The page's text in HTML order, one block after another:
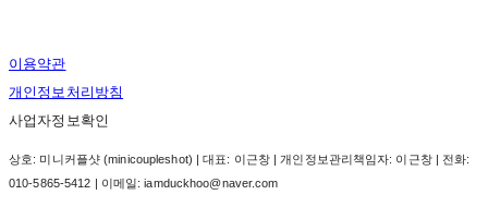
이용약관
개인정보처리방침
사업자정보확인
상호: 미니커플샷 (minicoupleshot) | 대표: 이근창 | 개인정보관리책임자: 이근창 | 전화:
010-5865-5412 | 이메일: iamduckhoo@naver.com